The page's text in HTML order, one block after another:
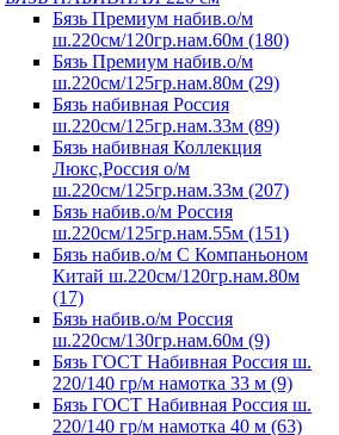
Бязь Премиум набив.о/м
ш.220см/120гр.нам.60м (180)
Бязь Премиум набив.о/м
ш.220см/125гр.нам.80м (29)
Бязь набивная Россия
ш.220см/125гр.нам.33м (89)
Бязь набивная Коллекция
Люкс,Россия о/м
ш.220см/125гр.нам.33м (207)
Бязь набив.о/м Россия
ш.220см/125гр.нам.55м (151)
Бязь набив.о/м С Компаньоном
Китай ш.220см/120гр.нам.80м
(17)
Бязь набив.о/м Россия
ш.220см/130гр.нам.60м (9)
Бязь ГОСТ Набивная Россия ш.
220/140 гр/м намотка 33 м (9)
Бязь ГОСТ Набивная Россия ш.
220/140 гр/м намотка 40 м (63)